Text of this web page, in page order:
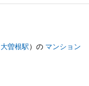
大曽根駅）の マンション